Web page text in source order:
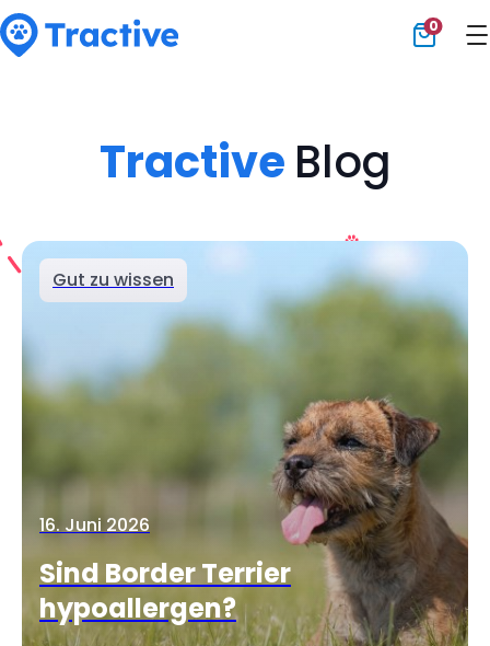
0
Tractive Blog
Gut zu wissen
16. Juni 2026
Sind Border Terrier
hypoallergen?